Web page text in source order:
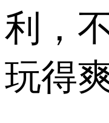
利，
玩得